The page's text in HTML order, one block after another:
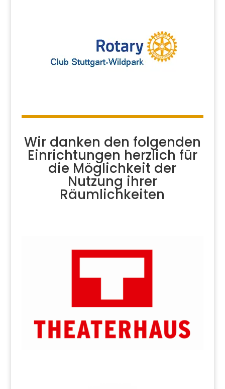
Wir danken den folgenden
Einrichtungen herzlich für
die Möglichkeit der
Nutzung ihrer
Räumlichkeiten